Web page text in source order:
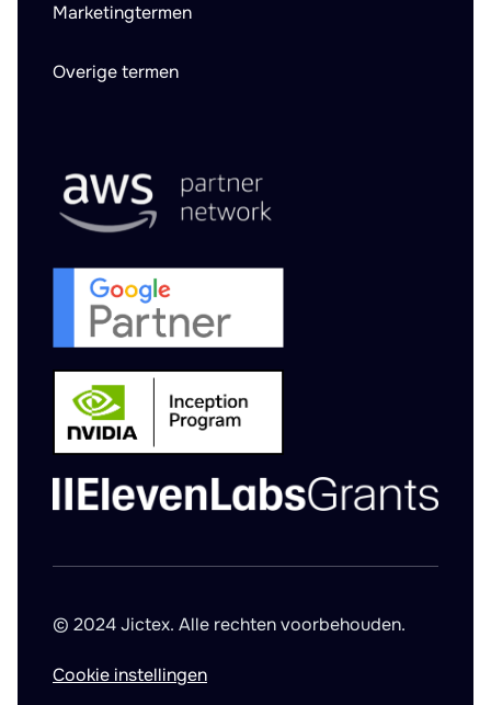
Marketingtermen
Overige termen
© 2024 Jictex. Alle rechten voorbehouden.
Cookie instellingen